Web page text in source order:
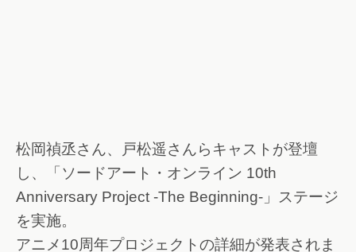
松岡禎丞さん、戸松遥さんらキャストが登壇
し、「ソードアート・オンライン 10th
Anniversary Project -The Beginning-」ステージ
を実施。
アニメ10周年プロジェクトの詳細が発表されま